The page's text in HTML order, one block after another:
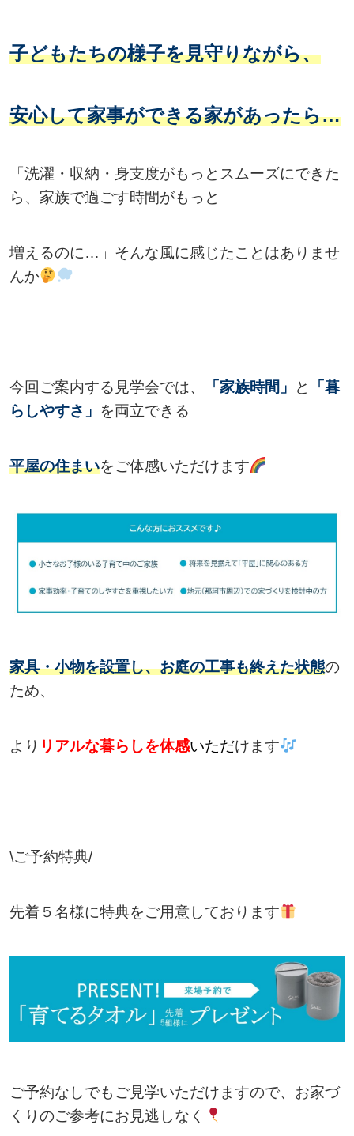
子どもたちの様子を見守りながら、
安心して家事ができる家があったら…
「洗濯・収納・身支度がもっとスムーズにできた
ら、家族で過ごす時間がもっと
増えるのに…」そんな風に感じたことはありませ
んか
今回ご案内する見学会では、 「家族時間」 と
「暮
らしやすさ」 を両立できる
平屋の住まいをご体感いただけます
家具・小物を設置し、お庭の工事も終えた状態の
ため、
より リアルな暮らしを体感いただけます
\ご予約特典/
先着５名様に特典をご用意しております
ご予約なしでもご見学いただけますので、お家づ
くりのご参考にお見逃しなく